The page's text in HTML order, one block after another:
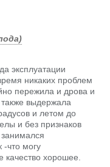
эксплуатации
никаких проблем
пережила и дрова и
выдержала
и летом до
и без признаков
-что могу
качество хорошее.